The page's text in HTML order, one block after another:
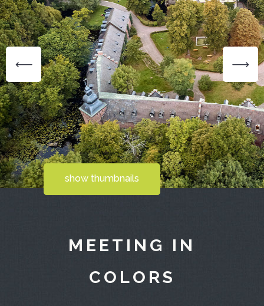
show thumbnails
MEETING IN
COLORS